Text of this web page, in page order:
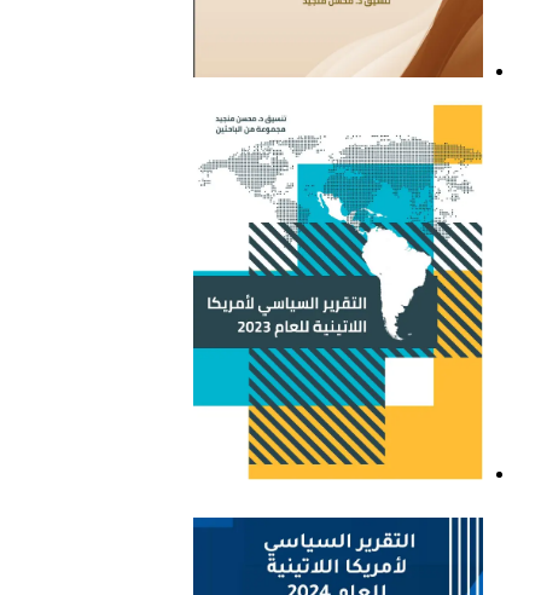
اللاتينية للعام 2023